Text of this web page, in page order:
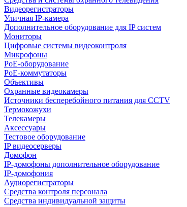
Видеорегистраторы
Уличная IP-камера
Дополнительное оборудование для IP систем
Мониторы
Цифровые системы видеоконтроля
Микрофоны
PoE-оборудование
PoE-коммутаторы
Объективы
Охранные видеокамеры
Источники бесперебойного питания для CCTV
Термокожухи
Телекамеры
Аксессуары
Тестовое оборудование
IP видеосерверы
Домофон
IP-домофоны дополнительное оборудование
IP-домофония
Аудиорегистраторы
Средства контроля персонала
Средства индивидуальной защиты